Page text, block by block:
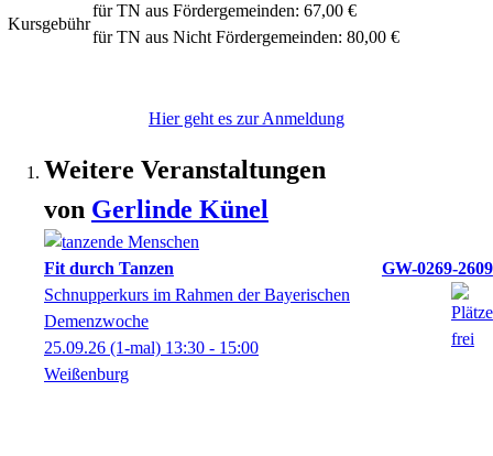
Kursgebühr
für TN aus Fördergemeinden: 67,00 €
für TN aus Nicht Fördergemeinden: 80,00 €
Hier geht es zur Anmeldung
Weitere Veranstaltungen
von Gerlinde Künel
Fit durch Tanzen
GW-0269-2609
Schnupperkurs im Rahmen der Bayerischen
Demenzwoche
25.09.26 (1-mal) 13:30 - 15:00
Weißenburg